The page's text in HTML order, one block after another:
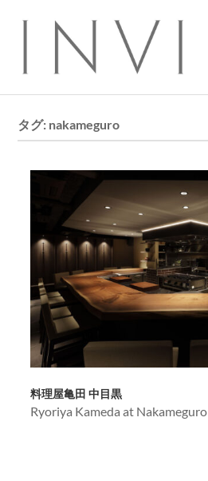
タグ: nakameguro
料理屋亀田 中目黒
Ryoriya Kameda at Nakameguro